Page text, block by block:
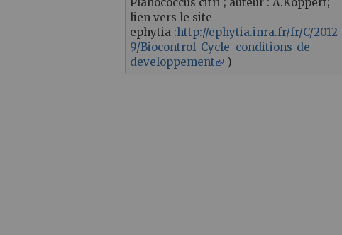
lien vers le site
ephytia :http://ephytia.inra.fr/fr/C/2012
9/Biocontrol-Cycle-conditions-de-
developpement
)